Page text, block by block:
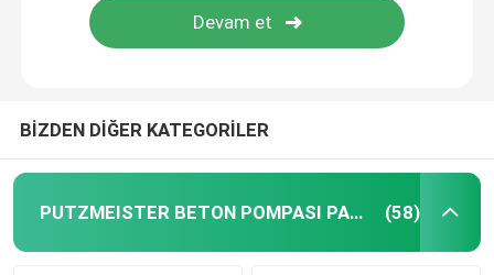
BİZDEN DİĞER KATEGORİLER
PUTZMEISTER BETON POMPASI PARÇALARI (58)